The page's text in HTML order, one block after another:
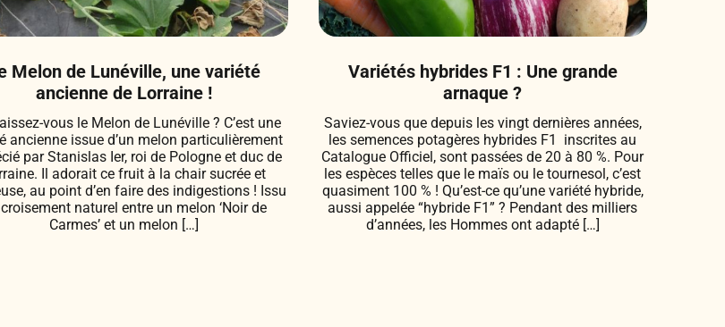
Melon de Lunéville, une variété
ancienne de Lorraine !
vous le Melon de Lunéville ? C’est une
ancienne issue d’un melon particulièrement
par Stanislas Ier, roi de Pologne et duc de
Il adorait ce fruit à la chair sucrée et
au point d’en faire des indigestions ! Issu
naturel entre un melon ‘Noir de
Carmes’ et un melon […]
Variétés hybrides F1 : Une grande
arnaque ?
Saviez-vous que depuis les vingt dernières années,
les semences potagères hybrides F1 inscrites au
Catalogue Officiel, sont passées de 20 à 80 %. Pour
les espèces telles que le maïs ou le tournesol, c’est
quasiment 100 % ! Qu’est-ce qu’une variété hybride,
aussi appelée “hybride F1” ? Pendant des milliers
d’années, les Hommes ont adapté […]